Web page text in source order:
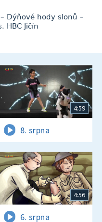
Dýňové hody slonů –
HBC Jičín
4:59
8. srpna
4:56
6. srpna